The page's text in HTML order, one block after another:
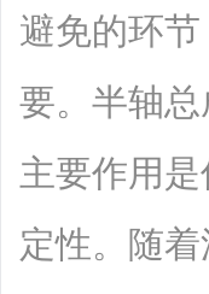
避免的环
要。半轴
主要作用
定性。随